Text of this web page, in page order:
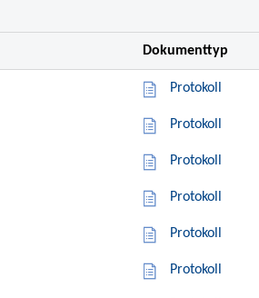
Dokumenttyp
Protokoll
Protokoll
Protokoll
Protokoll
Protokoll
Protokoll